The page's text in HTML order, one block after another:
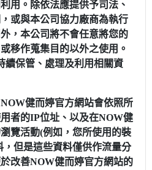
用。除依法應提供予司法、
或與本公司協力廠商為執行
，本公司將不會任意將您的
移作蒐集目的以外之使用。
續保管、處理及利用相關資
健而婷官方網站會依照所
者的IP位址、以及在NOW健
覽活動(例如，您所使用的裝
但是這些資料僅供作流量分
改善NOW健而婷官方網站的